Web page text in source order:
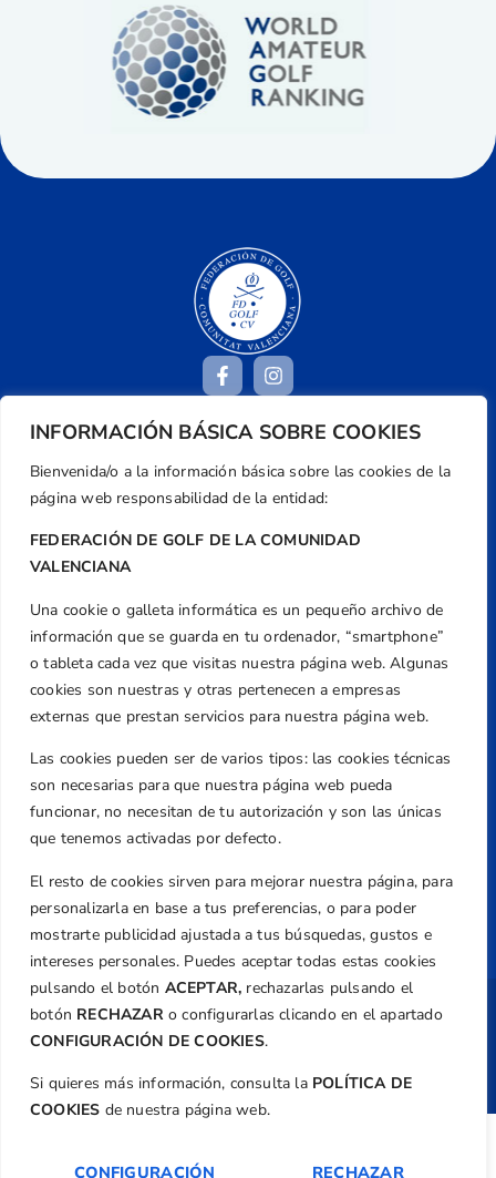
INFORMACIÓN BÁSICA SOBRE COOKIES
Bienvenida/o a la información básica sobre las cookies de la
página web responsabilidad de la entidad:
FEDERACIÓN DE GOLF DE LA COMUNIDAD
VALENCIANA
Una cookie o galleta informática es un pequeño archivo de
información que se guarda en tu ordenador, “smartphone”
o tableta cada vez que visitas nuestra página web. Algunas
cookies son nuestras y otras pertenecen a empresas
externas que prestan servicios para nuestra página web.
Las cookies pueden ser de varios tipos: las cookies técnicas
son necesarias para que nuestra página web pueda
funcionar, no necesitan de tu autorización y son las únicas
que tenemos activadas por defecto.
El resto de cookies sirven para mejorar nuestra página, para
personalizarla en base a tus preferencias, o para poder
mostrarte publicidad ajustada a tus búsquedas, gustos e
intereses personales. Puedes aceptar todas estas cookies
pulsando el botón ACEPTAR, rechazarlas pulsando el
botón RECHAZARo configurarlas clicando en el apartado
CONFIGURACIÓN DE COOKIES.
Si quieres más información, consulta la POLÍTICA DE
COOKIES de nuestra página web.
CONFIGURACIÓN RECHAZAR
Centre de L´Esport, Carrer d'Isaac Peral i
Caballero, Nº 5, Despachos 2 y 3, 46980,
Valencia
+34 961 367 799
Email
federacion@golfcv.com
Aviso Legal
Política de Privacidad
Transparencia
Normativa
Federación
Revista
Copyright ©Federación de Golf de la
Comunitat Valenciana| Diseño: